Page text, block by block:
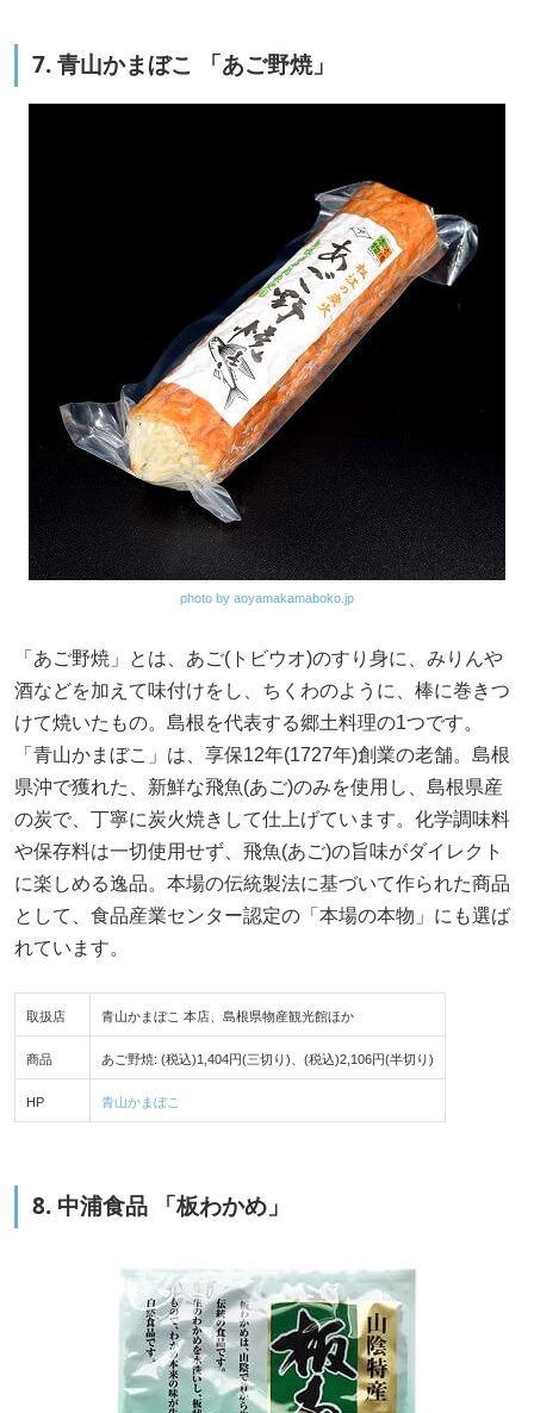
7. 青山かまぼこ 「あご野焼」
photo by aoyamakamaboko.jp
「あご野焼」とは、あご(トビウオ)のすり身に、みりんや
酒などを加えて味付けをし、ちくわのように、棒に巻きつ
けて焼いたもの。島根を代表する郷土料理の1つです。
「青山かまぼこ」は、享保12年(1727年)創業の老舗。島根
県沖で獲れた、新鮮な飛魚(あご)のみを使用し、島根県産
の炭で、丁寧に炭火焼きして仕上げています。化学調味料
や保存料は一切使用せず、飛魚(あご)の旨味がダイレクト
に楽しめる逸品。本場の伝統製法に基づいて作られた商品
として、食品産業センター認定の「本場の本物」にも選ば
れています。
取扱店 青山かまぼこ 本店、島根県物産観光館ほか
商品 あご野焼: (税込)1,404円(三切り)、(税込)2,106円(半切り)
HP 青山かまぼこ
8. 中浦食品 「板わかめ」